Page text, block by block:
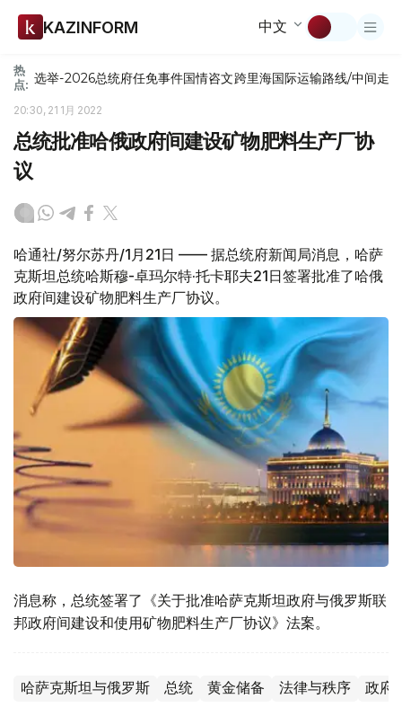
KAZINFORM 中文
热
点: 选举-2026总统府任免事件国情咨文跨里海国际运输路线/中间走廊
20:30, 21 1月 2022
总统批准哈俄政府间建设矿物肥料生产厂协
议
哈通社/努尔苏丹/1月21日 —— 据总统府新闻局消息，哈萨
克斯坦总统哈斯穆-卓玛尔特·托卡耶夫21日签署批准了哈俄
政府间建设矿物肥料生产厂协议。
消息称，总统签署了《关于批准哈萨克斯坦政府与俄罗斯联
邦政府间建设和使用矿物肥料生产厂协议》法案。
哈萨克斯坦与俄罗斯 总统 黄金储备 法律与秩序 政府